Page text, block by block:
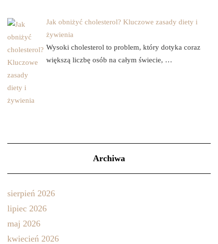
Jak obniżyć cholesterol? Kluczowe zasady diety i
żywienia
Wysoki cholesterol to problem, który dotyka coraz
większą liczbę osób na całym świecie, …
Archiwa
sierpień 2026
lipiec 2026
maj 2026
kwiecień 2026